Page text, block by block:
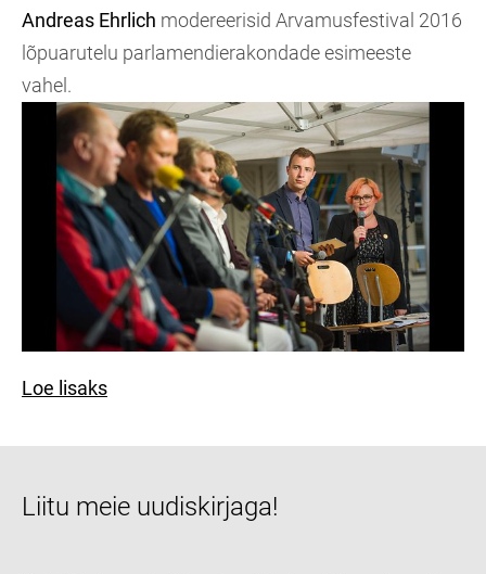
Andreas Ehrlich modereerisid Arvamusfestival 2016
lõpuarutelu parlamendierakondade esimeeste
vahel.
Loe lisaks
Liitu meie uudiskirjaga!